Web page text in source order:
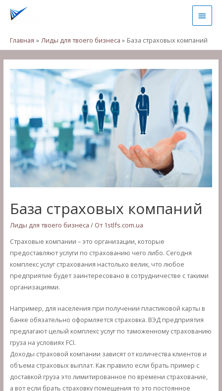
Перейти
Главная Лиды для твоего бизнеса База страховых компаний
База страховых компаний
Лиды для твоего бизнеса / От 1stlfs.com.ua
Страховые компании – это организации, которые
предоставляют услуги по страхованию чего либо. Сегодня
комплекс услуг страхования настолько велик, что любое
предприятие будет заинтересовано в сотрудничестве с такими
организациями.
Например, для населения при получении пластиковой карты в
банке обязательно оформляется страховка. ВЭД предприятия
предлагают целый комплекс услуг по таможенному страхованию
груза на условиях FCI.
Доходы страховой компании зависят от количества клиентов и
объема страховых выплат. Как правило если брать пример с
доставкой груза это лимитированное по времени страхование,
а вот если брать страховку помещения то это постоянное